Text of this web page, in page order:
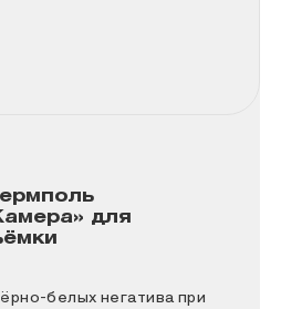
для
белых негатива при